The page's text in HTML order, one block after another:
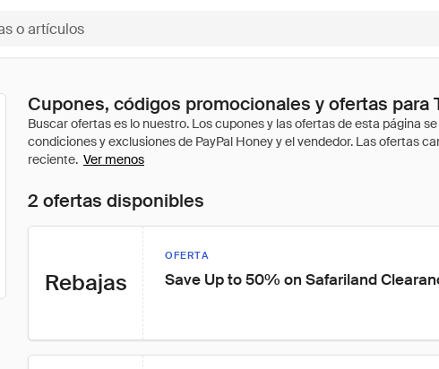
Cupones, códigos promocionales y ofertas para
Ver menos
2 ofertas disponibles
Rebajas
OFERTA
Save Up to 50% on Safariland